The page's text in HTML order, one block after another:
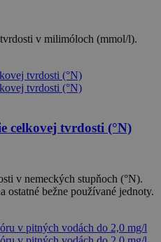
v milimóloch (mmol/l).
celkovej tvrdosti (°N)
v nemeckých stupňoch (°N).
ostatné bežne používané jednoty.